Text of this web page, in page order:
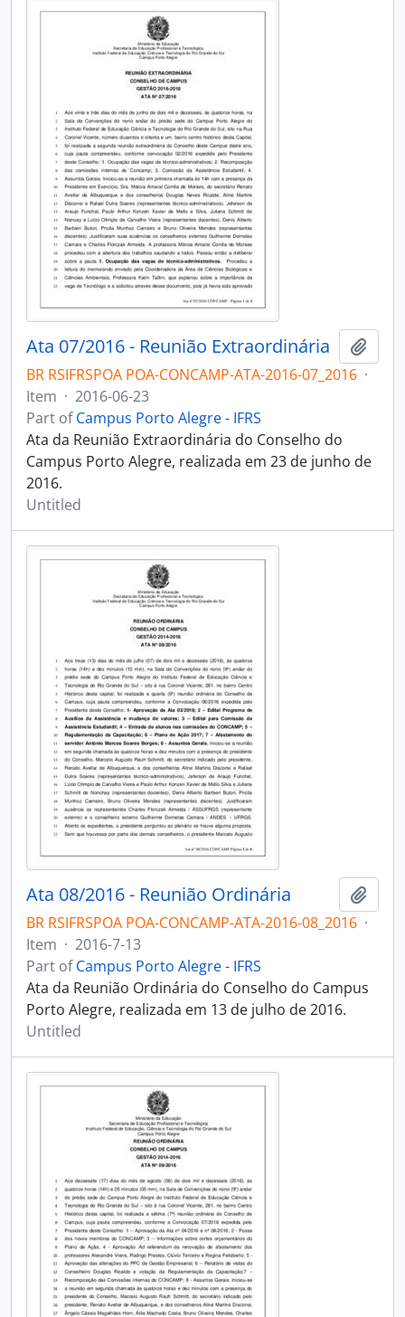
Ata 07/2016 - Reunião Extraordinária
BR RSIFRSPOA POA-CONCAMP-ATA-2016-07_2016 ·
Item · 2016-06-23
Part ofCampus Porto Alegre - IFRS
Ata da Reunião Extraordinária do Conselho do
Campus Porto Alegre, realizada em 23 de junho de
2016.
Untitled
Ata 08/2016 - Reunião Ordinária
BR RSIFRSPOA POA-CONCAMP-ATA-2016-08_2016 ·
Item · 2016-7-13
Part ofCampus Porto Alegre - IFRS
Ata da Reunião Ordinária do Conselho do Campus
Porto Alegre, realizada em 13 de julho de 2016.
Untitled